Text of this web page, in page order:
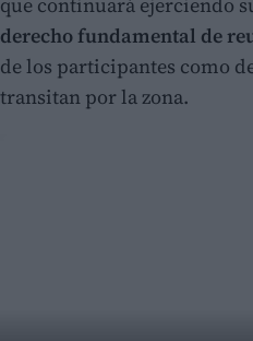
derecho fundamental de
de los participantes como
transitan por la zona.